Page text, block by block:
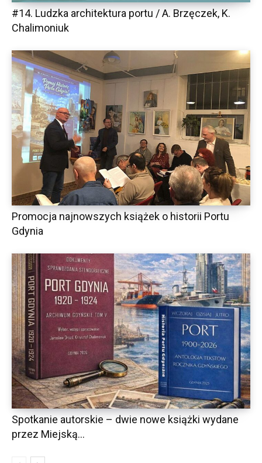
#14. Ludzka architektura portu / A. Brzęczek, K.
Chalimoniuk
Promocja najnowszych książek o historii Portu
Gdynia
Spotkanie autorskie – dwie nowe książki wydane
przez Miejską...